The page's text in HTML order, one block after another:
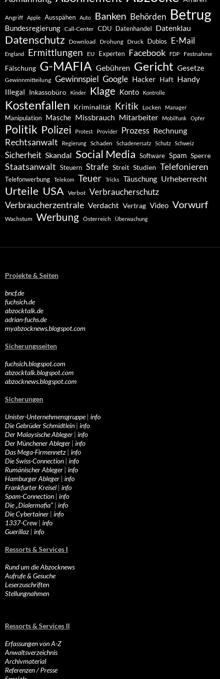
Angriff Apple Ausspähen Auto Banken Behörden Betrug
Bundesregierung Call-Center CDU Datenhandel Datenklau
Datenschutz Download Drohung Druck Dubios E-Mail
England Ermittlungen EU Experten Facebook FDP Festnahme
Fälschung G-MAFIA Gebühren Gericht Gesetze
Gewinnmitteilung Gewinnspiel Google Hacker Haft Handy
Illegal Inkassobüro Kinder Klage Konto Kontrolle
Kostenfallen Kriminalität Kritik Locken Manager
Manipulation Masche Missbrauch Mitarbeiter Mobilfunk Opfer
Politik Polizei Protest Provider Prozess Rechnung
Rechtsanwalt Regierung Schaden Schadenersatz Schutz Schweiz
Sicherheit Skandal Social Media Software Spam Sperre
Staatsanwalt Steuern Strafe Streit Studien Telefonieren
Telefonwerbung Telekom Teuer Tricks Täuschung Urheberrecht
Urteile USA Verbot Verbraucherschutz
Verbraucherzentrale Verdacht Vertrag Video Vorwurf
Wachstum Werbung Österreich Überwachung
Projekte & Seiten
bncf.de
fuchsich.de
abzocktalk.de
adrian-fuchs.de
myabzocknews.blogspot.com
Sicherungsseiten
fuchsich.blogspot.com
abzocktalk.blogspot.com
abzocknews.blogspot.com
Sicherungen
Unister-Unternehmensgruppe| info
Die Gebrüder Schmidtlein | info
Der Malaysische Ableger | info
Der Münchener Ableger | info
Das Mega-Firmennetz | info
Die Swiss-Connection | info
Rumänischer Ableger | info
Hamburger Ableger | info
Frankfurter Kreisel | info
Spam-Connection | info
Die „Dialermafia“ | info
Die Cybertainer | info
1337-Crew | info
Guerillaz | info
Ressorts & Services I
Rund um die Abzocknews
Aufrufe & Gesuche
Leserzuschriften
Stellungnahmen
Ressorts & Services II
Erfassungen von A-Z
Anwaltsverzeichnis
Archivmaterial
Referenzen / Presse